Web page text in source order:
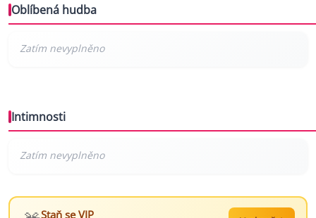
Oblíbená hudba
Intimnosti
Staň se VIP